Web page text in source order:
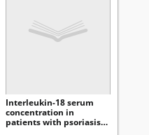
Interleukin-18 serum
concentration in
patients with psoriasis